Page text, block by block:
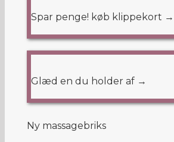
Spar penge! køb klippekort →
Glæd en du holder af →
Ny massagebriks